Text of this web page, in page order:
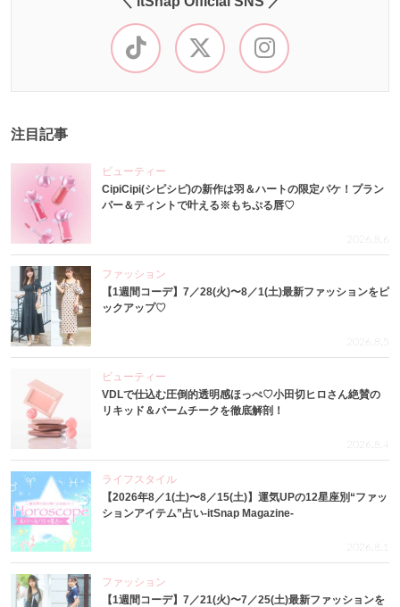
注目記事
ビューティー
CipiCipi(シピシピ)の新作は羽＆ハートの限定パケ！プラン
パー＆ティントで叶える※もちぷる唇♡
2026.8.6
ファッション
【1週間コーデ】7／28(火)〜8／1(土)最新ファッションをピ
ックアップ♡
2026.8.5
ビューティー
VDLで仕込む圧倒的透明感ほっぺ♡小田切ヒロさん絶賛の
リキッド＆バームチークを徹底解剖！
2026.8.4
ライフスタイル
【2026年8／1(土)〜8／15(土)】運気UPの12星座別“ファッ
ションアイテム”占い-itSnap Magazine-
2026.8.1
ファッション
【1週間コーデ】7／21(火)〜7／25(土)最新ファッションを